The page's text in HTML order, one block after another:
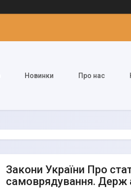
Новинки Про нас
Закони України Про
самоврядування. Держ